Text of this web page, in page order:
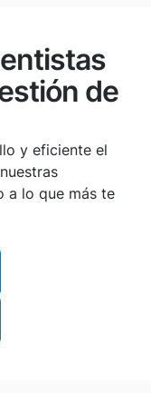
de
y eficiente el
a lo que más te